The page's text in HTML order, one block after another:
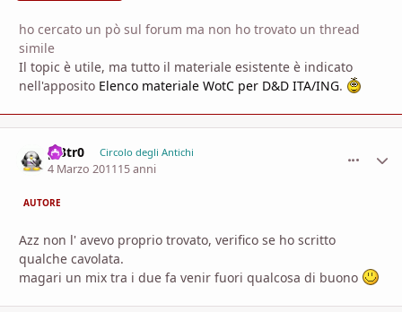
ho cercato un pò sul forum ma non ho trovato un thread
simile
Il topic è utile, ma tutto il materiale esistente è indicato
nell'apposito Elenco materiale WotC per D&D ITA/ING.
pi3tr0 Circolo degli Antichi
4 Marzo 201115 anni
AUTORE
Azz non l' avevo proprio trovato, verifico se ho scritto
qualche cavolata.
magari un mix tra i due fa venir fuori qualcosa di buono